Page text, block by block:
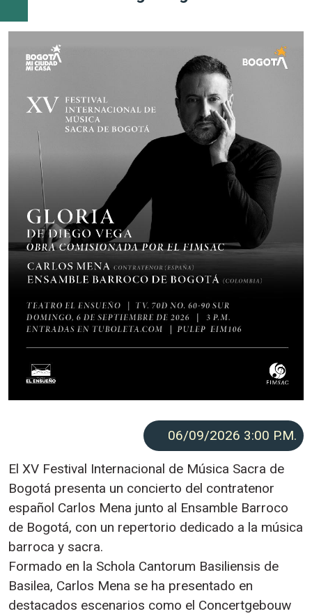
06/09/2026 3:00 P.M.
El XV Festival Internacional de Música Sacra de
Bogotá presenta un concierto del contratenor
español Carlos Mena junto al Ensamble Barroco
de Bogotá, con un repertorio dedicado a la música
barroca y sacra.
Formado en la Schola Cantorum Basiliensis de
Basilea, Carlos Mena se ha presentado en
destacados escenarios como el Concertgebouw